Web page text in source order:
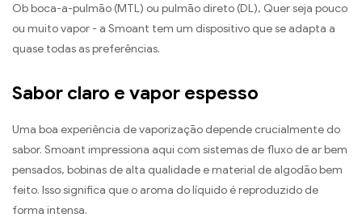
Ob boca-a-pulmão (MTL) ou pulmão direto (DL), Quer seja pouco
ou muito vapor - a Smoant tem um dispositivo que se adapta a
quase todas as preferências.
Sabor claro e vapor espesso
Uma boa experiência de vaporização depende crucialmente do
sabor. Smoant impressiona aqui com sistemas de fluxo de ar bem
pensados, bobinas de alta qualidade e material de algodão bem
feito. Isso significa que o aroma do líquido é reproduzido de
forma intensa.